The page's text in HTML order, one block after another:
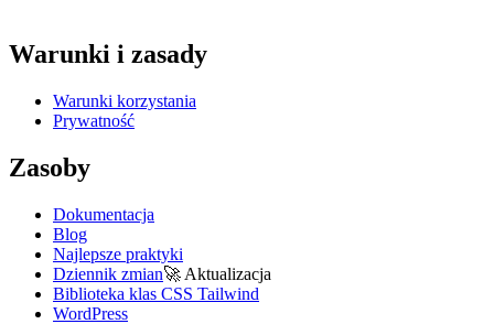
Warunki i zasady
Warunki korzystania
Prywatność
Zasoby
Dokumentacja
Blog
Najlepsze praktyki
Dziennik zmian🚀 Aktualizacja
Biblioteka klas CSS Tailwind
WordPress